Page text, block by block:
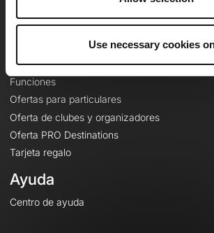
Use necessary cookies
Le Mag'
Mapas base topográficos
Funciones
Ofertas para particulares
Oferta de clubes y organizadores
Oferta PRO Destinations
Tarjeta regalo
Ayuda
Centro de ayuda